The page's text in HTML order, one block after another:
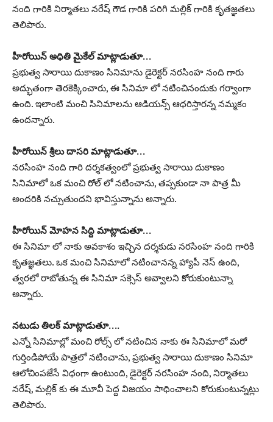
నంది గారికి నిర్మాతలు నరేష్ గౌడ గారికి పరిగి మల్లిక్ గారికి కృతజ్ఞతలు
తెలిపారు.
హీరోయిన్ అధితి మైకేల్ మాట్లాడుతూ…
ప్రభుత్వ సారాయి దుకాణం సినిమాను డైరెక్టర్ నరసింహ నంది గారు
అద్భుతంగా తెరకెక్కించారు, ఈ సినిమా లో నటించినందుకు గర్వాంగా
ఉంది. ఇలాంటి మంచి సినిమాలను ఆడియన్స్ ఆధరిస్తారన్న నమ్మకం
ఉందన్నారు.
హీరోయిన్ శ్రీలు దాసరి మాట్లాడుతూ…
నరసింహ నంది గారి దర్శకత్వంలో ప్రభుత్వ సారాయి దుకాణం
సినిమాలో ఒక మంచి రోల్ లో నటించాను, తప్పకుండా నా పాత్ర మీ
అందరికి నచ్చుతుందని భావిస్తున్నాను అన్నారు.
హీరోయిన్ మోహన సిద్ది మాట్లాడుతూ…
ఈ సినిమా లో నాకు అవకాశం ఇచ్చిన దర్శకుడు నరసింహ నంది గారికి
కృతజ్ఞతలు. ఒక మంచి సినిమాలో నటించానన్న హ్యాపీ నెస్ ఉంది,
త్వరలో రాబోతున్న ఈ సినిమా సక్సెస్ అవ్వాలని కోరుకుంటున్నా
అన్నారు.
నటుడు తిలక్ మాట్లాడుతూ….
ఎన్నో సినిమాల్లో మంచి రోల్స్ లో నటించిన నాకు ఈ సినిమాలో మరో
గుర్తిండిపోయే పాత్రలో నటించాను, ప్రభుత్వ సారాయి దుకాణం సినిమా
ఆలోచింపజేసే విధంగా ఉంటుంది, డైరెక్టర్ నరసింహ నంది, నిర్మాతలు
నరేష్, మల్లిక్ కు ఈ మూవీ పెద్ద విజయం సాధించాలని కోరుకుంటున్నట్లు
తెలిపారు.